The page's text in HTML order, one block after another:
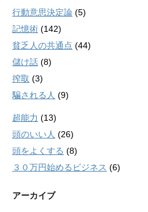
行動意思決定論 (5)
記憶術 (142)
貧乏人の共通点 (44)
儲け話 (8)
搾取 (3)
騙される人 (9)
超能力 (13)
頭のいい人 (26)
頭をよくする (8)
３０万円始めるビジネス (6)
アーカイブ